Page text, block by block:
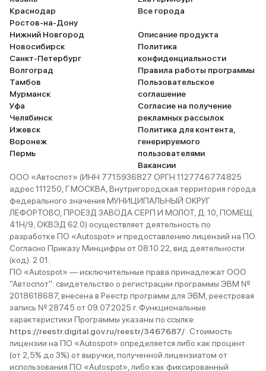
Краснодар
Ростов-на-Дону
Нижний Новгород
Новосибирск
Санкт-Петербург
Волгоград
Тамбов
Мурманск
Уфа
Челябинск
Ижевск
Воронеж
Пермь
Все города
Описание продукта
Политика
конфиденциальности
Правила работы программы
Пользовательское
соглашение
Согласие на получение
рекламных рассылок
Политика для контента,
генерируемого
пользователями
Вакансии
ООО «Автоспот» (ИНН 7715936827 ОРГН 1127746774825
адрес 111250, Г.МОСКВА, Внутригородская территория города
федерального значения МУНИЦИПАЛЬНЫЙ ОКРУГ
ЛЕФОРТОВО, ПРОЕЗД ЗАВОДА СЕРП И МОЛОТ, Д. 10, ПОМЕЩ.
41Н/9, ОКВЭД 62.0) осуществляет деятельность по
разработке ПО «Autospot» и предоставлению лицензий на ПО.
Согласно Приказу Минцифры от 08.10.22, вид деятельности
(код): 2.01.
ПО «Autospot» — исключительные права принадлежат ООО
"Автоспот": свидетельство о регистрации программы ЭВМ №
2018618687, внесена в Реестр программ для ЭВМ, реестровая
запись № 28745 от 09.07.2025 г. Функциональные
характеристики Программы указаны по ссылке:
https://reestr.digital.gov.ru/reestr/3467687/ . Стоимость
лицензии на ПО «Autospot» определяется либо как процент
(от 2,5% до 3%) от выручки, полученной лицензиатом от
использования ПО «Autospot», либо как фиксированный